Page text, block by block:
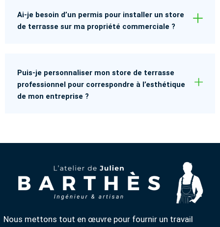
Ai-je besoin d’un permis pour installer un store
de terrasse sur ma propriété commerciale ?
Puis-je personnaliser mon store de terrasse
professionnel pour correspondre à l’esthétique
de mon entreprise ?
Nous mettons tout en œuvre pour fournir un travail